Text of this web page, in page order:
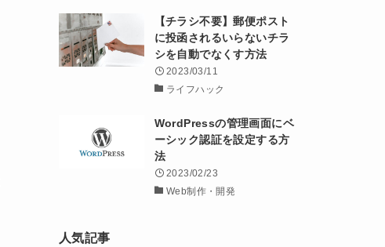
【チラシ不要】郵便ポスト
に投函されるいらないチラ
シを自動でなくす方法
2023/03/11
ライフハック
WordPressの管理画面にベ
ーシック認証を設定する方
法
2023/02/23
Web制作・開発
人気記事